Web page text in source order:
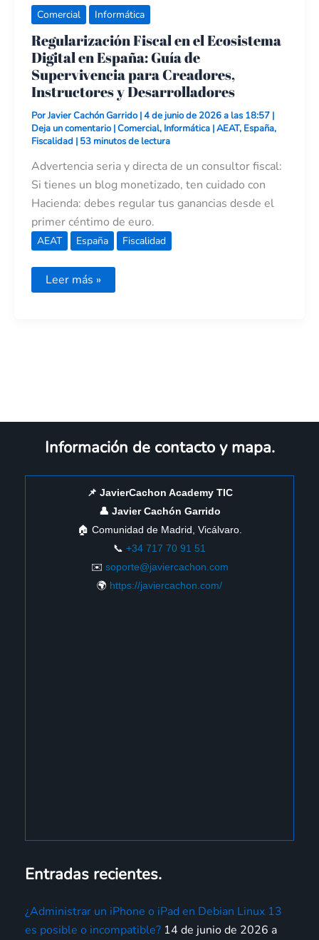
Comercial Informática
Regularización Fiscal en el Ecosistema
Digital en España: Guía de
Supervivencia para Creadores,
Instructores y Desarrolladores
PorJavier Cachón Garrido|4 de junio de 2026 a las 18:57 |
Deja un comentario |Comercial, Informática |AEAT, España,
Fiscalidad | 53 minutos de lectura
Advertencia seria y directa de un consultor fiscal:
Si tienes un blog monetizado, ten cuidado con
Hacienda: debes regular tus ganancias desde el
primer céntimo de euro.
AEAT España Fiscalidad
Leer más »
Información de contacto y mapa.
📌 JavierCachon Academy TIC
👤 Javier Cachón Garrido
🏠 Comunidad de Madrid, Vicálvaro.
📞 +34 717 70 91 51
✉️ soporte@javiercachon.com
🌍 https://javiercachon.com/
Entradas recientes.
¿Administrar un iPhone o iPad en Debian Linux 13
es posible o incompatible? 14 de junio de 2026 a